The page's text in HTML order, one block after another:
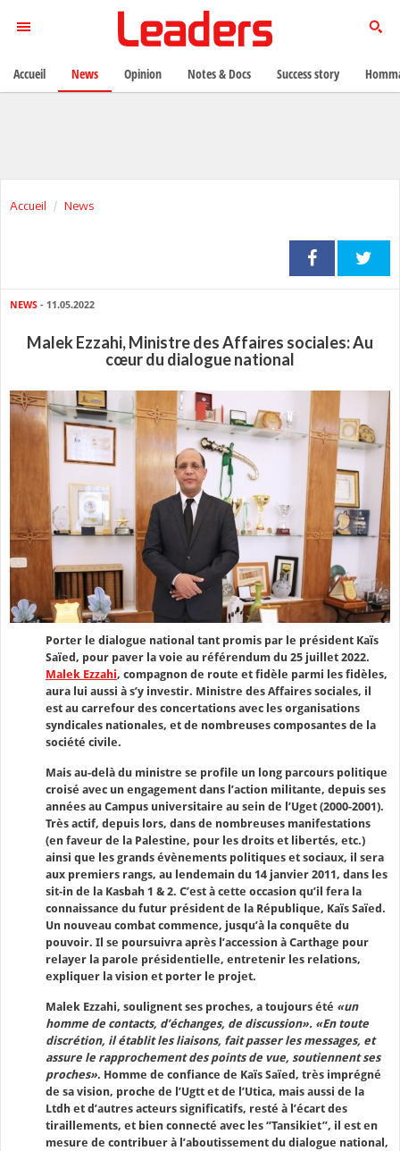
Accueil News
NEWS - 11.05.2022
Malek Ezzahi, Ministre des Affaires sociales: Au
cœur du dialogue national
Porter le dialogue national tant promis par le président Kaïs
Saïed, pour paver la voie au référendum du 25 juillet 2022.
Malek Ezzahi, compagnon de route et fidèle parmi les fidèles,
aura lui aussi à s’y investir. Ministre des Affaires sociales, il
est au carrefour des concertations avec les organisations
syndicales nationales, et de nombreuses composantes de la
société civile.
Mais au-delà du ministre se profile un long parcours politique
croisé avec un engagement dans l’action militante, depuis ses
années au Campus universitaire au sein de l’Uget (2000-2001).
Très actif, depuis lors, dans de nombreuses manifestations
(en faveur de la Palestine, pour les droits et libertés, etc.)
ainsi que les grands évènements politiques et sociaux, il sera
aux premiers rangs, au lendemain du 14 janvier 2011, dans les
sit-in de la Kasbah 1 & 2. C’est à cette occasion qu’il fera la
connaissance du futur président de la République, Kaïs Saïed.
Un nouveau combat commence, jusqu’à la conquête du
pouvoir. Il se poursuivra après l’accession à Carthage pour
relayer la parole présidentielle, entretenir les relations,
expliquer la vision et porter le projet.
Malek Ezzahi, soulignent ses proches, a toujours été «un
homme de contacts, d’échanges, de discussion». «En toute
discrétion, il établit les liaisons, fait passer les messages, et
assure le rapprochement des points de vue, soutiennent ses
proches». Homme de confiance de Kaïs Saïed, très imprégné
de sa vision, proche de l’Ugtt et de l’Utica, mais aussi de la
Ltdh et d’autres acteurs significatifs, resté à l’écart des
tiraillements, et bien connecté avec les ‘’Tansikiet’’, il est en
mesure de contribuer à l’aboutissement du dialogue national,
Accueil News Opinion Notes & Docs Success story